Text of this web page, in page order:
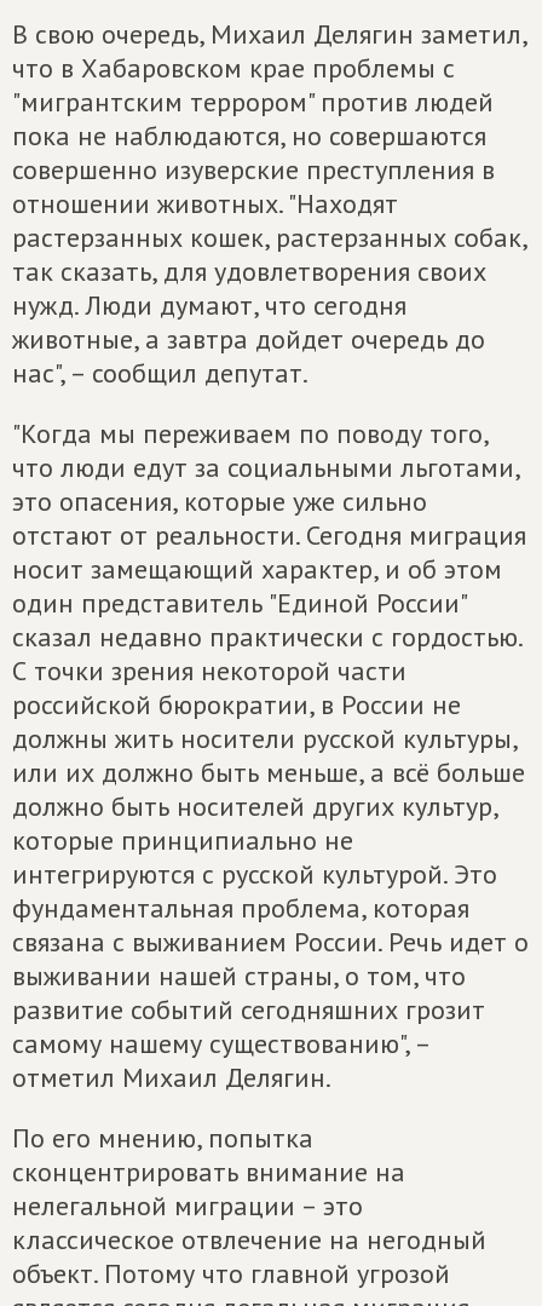
В свою очередь, Михаил Делягин заметил,
что в Хабаровском крае проблемы с
"мигрантским террором" против людей
пока не наблюдаются, но совершаются
совершенно изуверские преступления в
отношении животных. "Находят
растерзанных кошек, растерзанных собак,
так сказать, для удовлетворения своих
нужд. Люди думают, что сегодня
животные, а завтра дойдет очередь до
нас", – сообщил депутат.
"Когда мы переживаем по поводу того,
что люди едут за социальными льготами,
это опасения, которые уже сильно
отстают от реальности. Сегодня миграция
носит замещающий характер, и об этом
один представитель "Единой России"
сказал недавно практически с гордостью.
С точки зрения некоторой части
российской бюрократии, в России не
должны жить носители русской культуры,
или их должно быть меньше, а всё больше
должно быть носителей других культур,
которые принципиально не
интегрируются с русской культурой. Это
фундаментальная проблема, которая
связана с выживанием России. Речь идет о
выживании нашей страны, о том, что
развитие событий сегодняшних грозит
самому нашему существованию", –
отметил Михаил Делягин.
По его мнению, попытка
сконцентрировать внимание на
нелегальной миграции – это
классическое отвлечение на негодный
объект. Потому что главной угрозой